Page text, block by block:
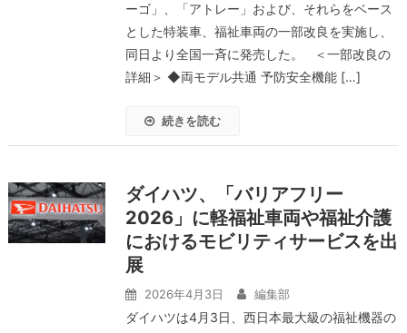
ーゴ」、「アトレー」および、それらをベース
とした特装車、福祉車両の一部改良を実施し、
同日より全国一斉に発売した。 ＜一部改良の
詳細＞ ◆両モデル共通 予防安全機能 […]
続きを読む
ダイハツ、「バリアフリー
2026」に軽福祉車両や福祉介護
におけるモビリティサービスを出
展
2026年4月3日 編集部
ダイハツは4月3日、西日本最大級の福祉機器の